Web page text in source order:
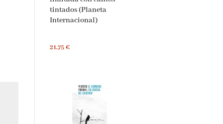
tintados (Planeta
Internacional)